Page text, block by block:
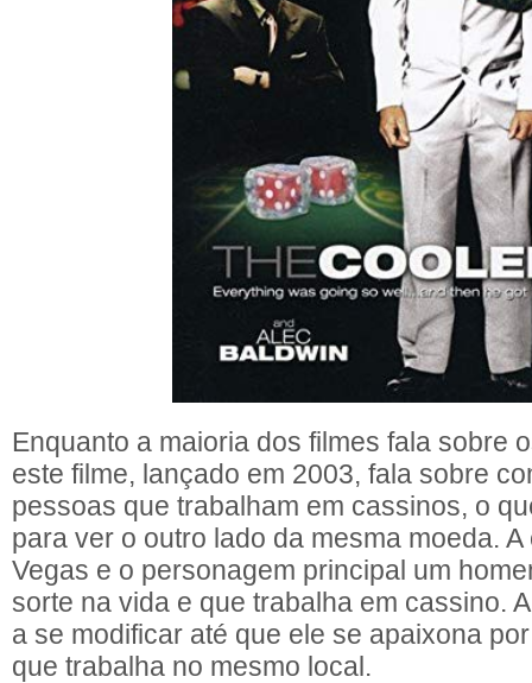
Enquanto a maioria dos filmes fala sobre
este filme, lançado em 2003, fala sobre
pessoas que trabalham em cassinos, o
para ver o outro lado da mesma moeda.
Vegas e o personagem principal um
sorte na vida e que trabalha em cassino.
a se modificar até que ele se apaixona
que trabalha no mesmo local.